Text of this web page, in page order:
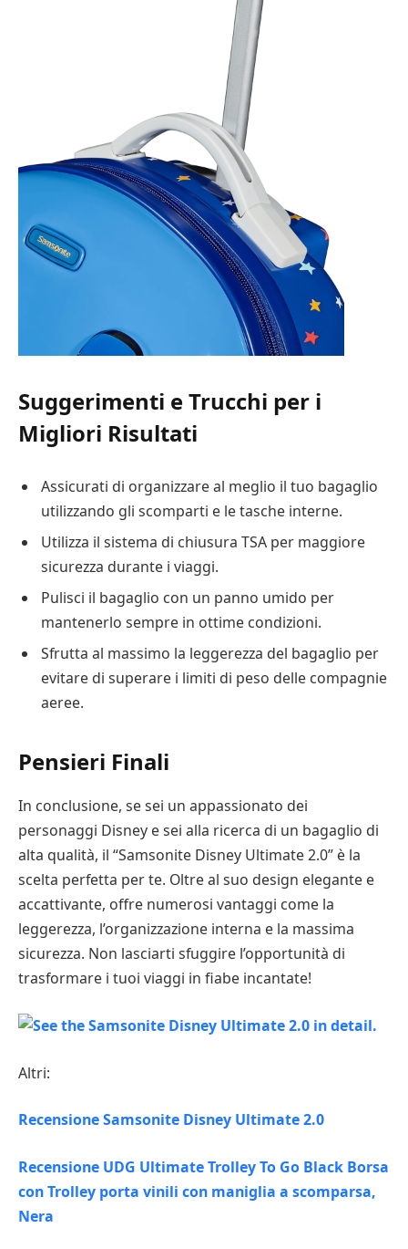
Suggerimenti e Trucchi per i
Migliori Risultati
Assicurati di organizzare al meglio il tuo bagaglio
utilizzando gli scomparti e le tasche interne.
Utilizza il sistema di chiusura TSA per maggiore
sicurezza durante i viaggi.
Pulisci il bagaglio con un panno umido per
mantenerlo sempre in ottime condizioni.
Sfrutta al massimo la leggerezza del bagaglio per
evitare di superare i limiti di peso delle compagnie
aeree.
Pensieri Finali
In conclusione, se sei un appassionato dei
personaggi Disney e sei alla ricerca di un bagaglio di
alta qualità, il “Samsonite Disney Ultimate 2.0” è la
scelta perfetta per te. Oltre al suo design elegante e
accattivante, offre numerosi vantaggi come la
leggerezza, l’organizzazione interna e la massima
sicurezza. Non lasciarti sfuggire l’opportunità di
trasformare i tuoi viaggi in fiabe incantate!
Altri:
Recensione Samsonite Disney Ultimate 2.0
Recensione UDG Ultimate Trolley To Go Black Borsa
con Trolley porta vinili con maniglia a scomparsa,
Nera